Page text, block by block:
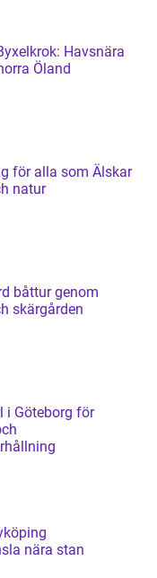
Havsnära
Öland
för alla som Älskar
natur
båttur genom
skärgården
i Göteborg för
nära stan